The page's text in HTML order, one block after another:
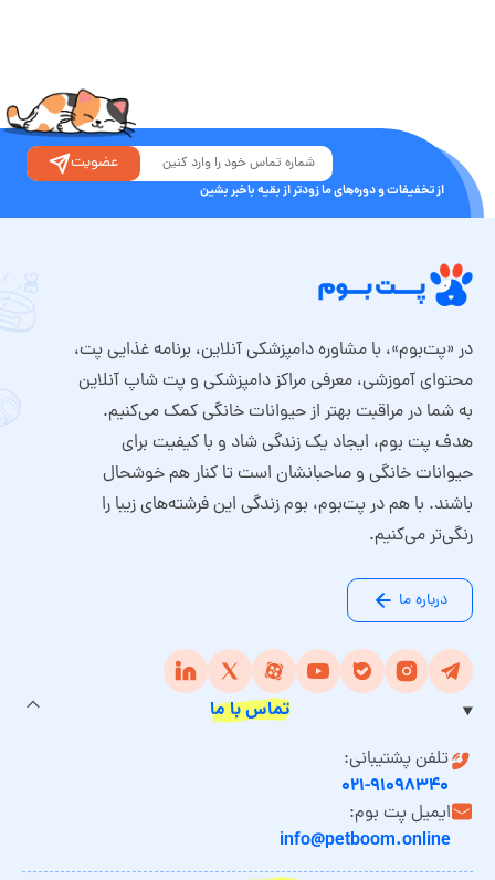
از تخفیفات و دوره‌های ما زودتر از بقیه باخبر بشین
عضویت
در «پت‌بوم»، با مشاوره دامپزشکی آنلاین، برنامه غذایی پت،
محتوای آموزشی، معرفی مراکز دامپزشکی و پت شاپ آنلاین
به شما در مراقبت بهتر از حیوانات خانگی کمک می‌کنیم.
هدف پت بوم، ایجاد یک زندگی شاد و با کیفیت برای
حیوانات خانگی و صاحبانشان است تا کنار هم خوشحال
باشند. با هم در پت‌بوم، بوم زندگی این فرشته‌های زیبا را
رنگی‌تر می‌کنیم.
درباره ما
تماس با ما
تلفن پشتیبانی:
۰۲۱-۹۱۰۹۸۳۴۰
ایمیل پت بوم:
info@petboom.online